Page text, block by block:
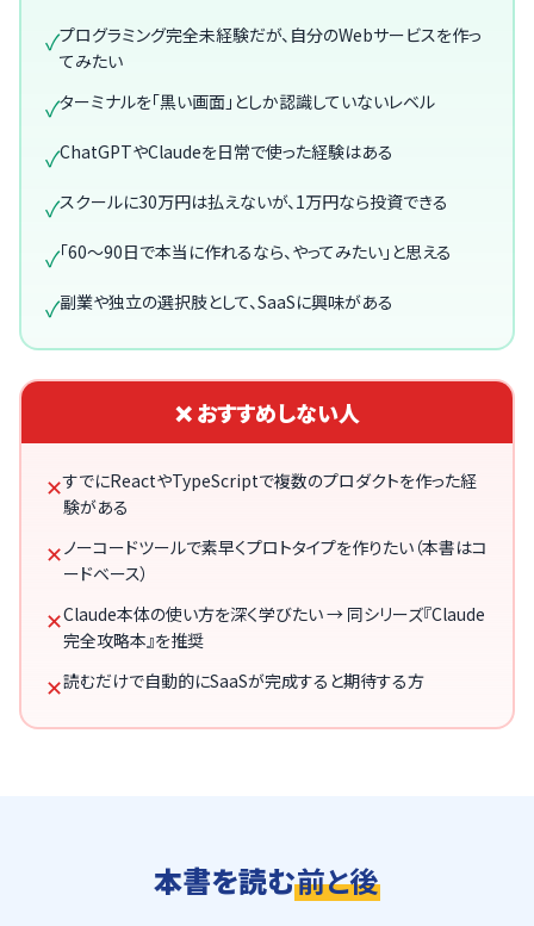
✓プログラミング完全未経験だが、自分のWebサービスを作っ
てみたい
✓ターミナルを「黒い画面」としか認識していないレベル
✓ChatGPTやClaudeを日常で使った経験はある
✓スクールに30万円は払えないが、1万円なら投資できる
✓「60〜90日で本当に作れるなら、やってみたい」と思える
✓副業や独立の選択肢として、SaaSに興味がある
❌ おすすめしない人
✕すでにReactやTypeScriptで複数のプロダクトを作った経
験がある
✕ノーコードツールで素早くプロトタイプを作りたい（本書はコ
ードベース）
✕Claude本体の使い方を深く学びたい → 同シリーズ『Claude
完全攻略本』を推奨
✕読むだけで自動的にSaaSが完成すると期待する方
本書を読む前と後